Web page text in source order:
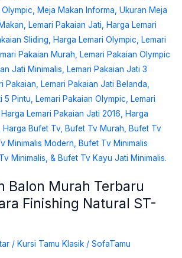
Balon Murah Terbaru
Finishing Natural ST-
/ Kursi Tamu Klasik / SofaTamu